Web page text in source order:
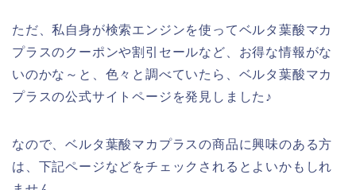
ただ、私自身が検索エンジンを使ってベルタ葉酸マカ
プラスのクーポンや割引セールなど、お得な情報がな
いのかな～と、色々と調べていたら、ベルタ葉酸マカ
プラスの公式サイトページを発見しました♪
なので、ベルタ葉酸マカプラスの商品に興味のある方
は、下記ページなどをチェックされるとよいかもしれ